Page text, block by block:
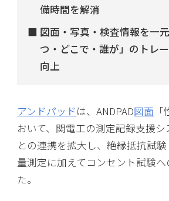
備時間を解消
図面・写真・検査情報を一
つ・どこで・誰が」のトレ
向上
アンドパッドは、ANDPAD図面
おいて、関電工の測定記録支援シ
との連携を拡大し、絶縁抵抗試
量測定に加えてコンセント試験
た。